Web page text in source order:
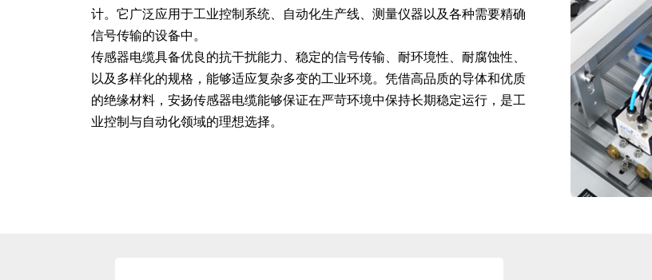
计。它广泛应用于工业控制系统、自动化生产线、测量仪器以及各种需要精确
信号传输的设备中。
传感器电缆具备优良的抗干扰能力、稳定的信号传输、耐环境性、耐腐蚀性、
以及多样化的规格，能够适应复杂多变的工业环境。凭借高品质的导体和优质
的绝缘材料，安扬传感器电缆能够保证在严苛环境中保持长期稳定运行，是工
业控制与自动化领域的理想选择。